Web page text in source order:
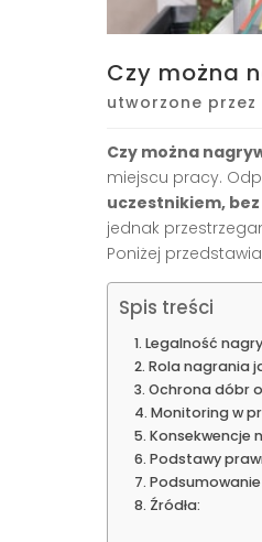
Czy można
utworzone przez
Czy można
miejscu pracy.
uczestnikiem,
jednak
Poniżej
Spis treści
Legalność
Rola nagrania
Ochrona dóbr
Monitoring w
Konsekwencje
Podstawy
Podsumowanie
Źródła: